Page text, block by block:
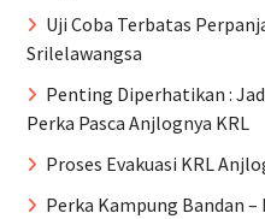
Uji Coba Terbatas
Srilelawangsa
Penting Diperhatikan :
Perka Pasca Anjlognya KRL
Proses Evakuasi KRL
Perka Kampung Bandan